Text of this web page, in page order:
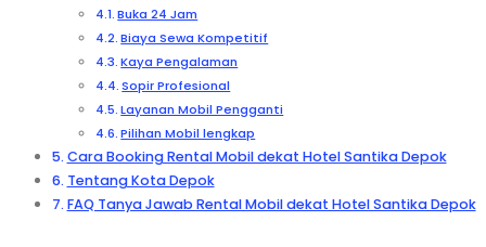
Buka 24 Jam
Biaya Sewa Kompetitif
Kaya Pengalaman
Sopir Profesional
Layanan Mobil Pengganti
Pilihan Mobil lengkap
Cara Booking Rental Mobil dekat Hotel Santika Depok
Tentang Kota Depok
FAQ Tanya Jawab Rental Mobil dekat Hotel Santika Depok